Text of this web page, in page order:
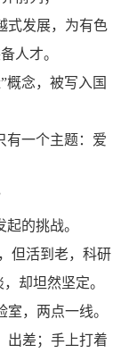
式发展，为有色
人才。
概念，被写入国
有一个主题：爱
的挑战。
但活到老，科研
却坦然坚定。
，两点一线。
出差；手上打着